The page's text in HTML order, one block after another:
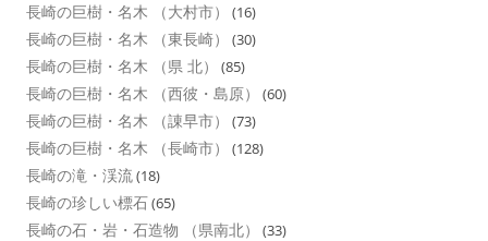
長崎の巨樹・名木 （大村市） (16)
長崎の巨樹・名木 （東長崎） (30)
長崎の巨樹・名木 （県 北） (85)
長崎の巨樹・名木 （西彼・島原） (60)
長崎の巨樹・名木 （諌早市） (73)
長崎の巨樹・名木 （長崎市） (128)
長崎の滝・渓流(18)
長崎の珍しい標石(65)
長崎の石・岩・石造物 （県南北） (33)